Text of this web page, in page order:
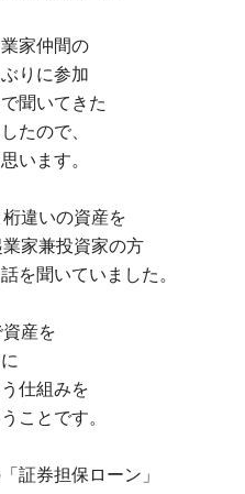
家仲間の
りに参加
聞いてきた
たので、
います。
違いの資産を
家兼投資家の方
を聞いていました。
産を
仕組みを
ことです。
証券担保ローン」